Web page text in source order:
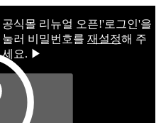
공식몰 리뉴얼 오픈!ㅤ'로그인'을
눌러 비밀번호를 재설정해 주
세요. ▶